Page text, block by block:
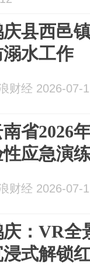
县西邑
溺水工作
财经 2026-07-
南省2026
应急演
财经 2026-07-
：VR全
式解锁